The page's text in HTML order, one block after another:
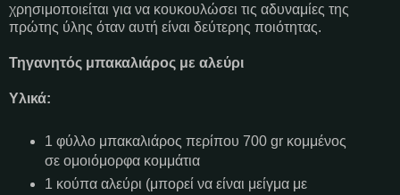
χρησιμοποιείται για να κουκουλώσει τις αδυναμίες της
πρώτης ύλης όταν αυτή είναι δεύτερης ποιότητας.
Τηγανητός μπακαλιάρος με αλεύρι
Υλικά:
1 φύλλο μπακαλιάρος περίπου 700 gr κομμένος
σε ομοιόμορφα κομμάτια
1 κούπα αλεύρι (μπορεί να είναι μείγμα με